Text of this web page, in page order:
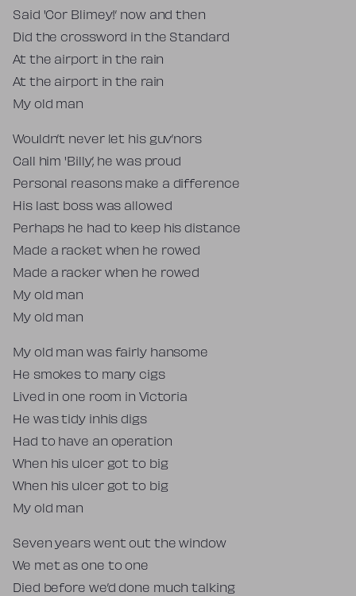
Said 'Cor Blimey!’ now and then
Did the crossword in the Standard
At the airport in the rain
At the airport in the rain
My old man
Wouldn’t never let his guv’nors
Call him 'Billy’, he was proud
Personal reasons make a difference
His last boss was allowed
Perhaps he had to keep his distance
Made a racket when he rowed
Made a racker when he rowed
My old man
My old man
My old man was fairly hansome
He smokes to many cigs
Lived in one room in Victoria
He was tidy inhis digs
Had to have an operation
When his ulcer got to big
When his ulcer got to big
My old man
Seven years went out the window
We met as one to one
Died before we’d done much talking